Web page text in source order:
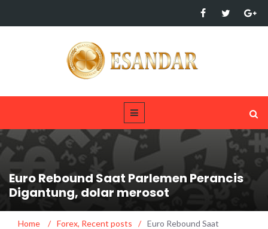
Euro Rebound Saat Parlemen Perancis
Digantung, dolar merosot
Home / Forex, Recent posts / Euro Rebound Saat